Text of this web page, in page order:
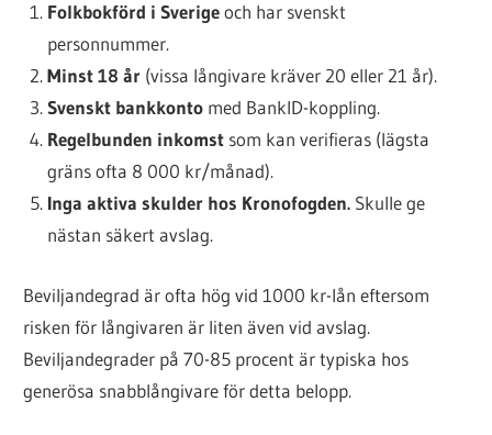
Folkbokförd i Sverigeoch har svenskt
personnummer.
Minst 18 år(vissa långivare kräver 20 eller 21 år).
Svenskt bankkontomed BankID-koppling.
Regelbunden inkomstsom kan verifieras (lägsta
gräns ofta 8 000 kr/månad).
Inga aktiva skulder hos Kronofogden.Skulle ge
nästan säkert avslag.
Beviljandegrad är ofta hög vid 1000 kr-lån eftersom
risken för långivaren är liten även vid avslag.
Beviljandegrader på 70-85 procent är typiska hos
generösa snabblångivare för detta belopp.